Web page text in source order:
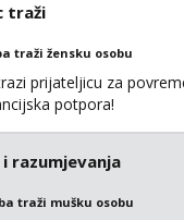
traži
traži žensku osobu
prijateljicu za
potpora!
razumjevanja
traži mušku osobu